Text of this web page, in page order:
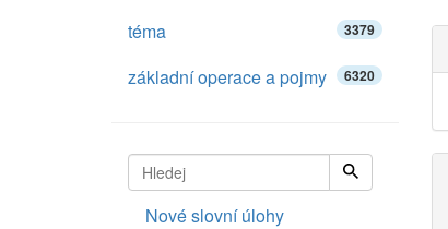
téma 3379
základní operace a pojmy 6320
Nové slovní úlohy